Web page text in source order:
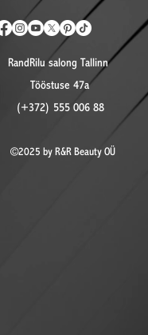
RandRilu salong Tallinn
Tööstuse 47a
(+372) 555 006 88
©2025 by R&R Beauty OÜ